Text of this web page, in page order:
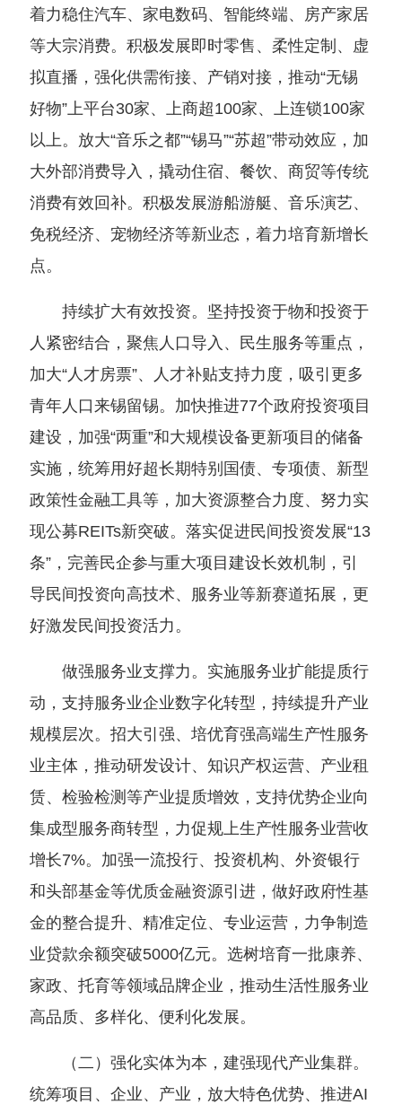
着力稳住汽车、家电数码、智能终端、房产家居
等大宗消费。积极发展即时零售、柔性定制、虚
拟直播，强化供需衔接、产销对接，推动“无锡
好物”上平台30家、上商超100家、上连锁100家
以上。放大“音乐之都”“锡马”“苏超”带动效应，加
大外部消费导入，撬动住宿、餐饮、商贸等传统
消费有效回补。积极发展游船游艇、音乐演艺、
免税经济、宠物经济等新业态，着力培育新增长
点。
持续扩大有效投资。坚持投资于物和投资于
人紧密结合，聚焦人口导入、民生服务等重点，
加大“人才房票”、人才补贴支持力度，吸引更多
青年人口来锡留锡。加快推进77个政府投资项目
建设，加强“两重”和大规模设备更新项目的储备
实施，统筹用好超长期特别国债、专项债、新型
政策性金融工具等，加大资源整合力度、努力实
现公募REITs新突破。落实促进民间投资发展“13
条”，完善民企参与重大项目建设长效机制，引
导民间投资向高技术、服务业等新赛道拓展，更
好激发民间投资活力。
做强服务业支撑力。实施服务业扩能提质行
动，支持服务业企业数字化转型，持续提升产业
规模层次。招大引强、培优育强高端生产性服务
业主体，推动研发设计、知识产权运营、产业租
赁、检验检测等产业提质增效，支持优势企业向
集成型服务商转型，力促规上生产性服务业营收
增长7%。加强一流投行、投资机构、外资银行
和头部基金等优质金融资源引进，做好政府性基
金的整合提升、精准定位、专业运营，力争制造
业贷款余额突破5000亿元。选树培育一批康养、
家政、托育等领域品牌企业，推动生活性服务业
高品质、多样化、便利化发展。
（二）强化实体为本，建强现代产业集群。
统筹项目、企业、产业，放大特色优势、推进AI